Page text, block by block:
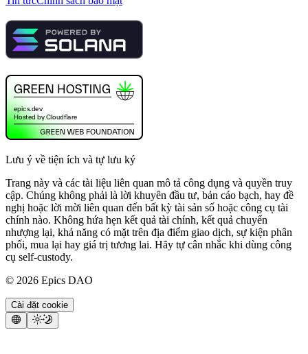
Lưu ý về tiện ích và tự lưu ký
Trang này và các tài liệu liên quan mô tả công dụng và quyền truy
cập. Chúng không phải là lời khuyên đầu tư, bản cáo bạch, hay đề
nghị hoặc lời mời liên quan đến bất kỳ tài sản số hoặc công cụ tài
chính nào. Không hứa hẹn kết quả tài chính, kết quả chuyển
nhượng lại, khả năng có mặt trên địa điểm giao dịch, sự kiện phân
phối, mua lại hay giá trị tương lai. Hãy tự cân nhắc khi dùng công
cụ self-custody.
© 2026 Epics DAO
Cài đặt cookie